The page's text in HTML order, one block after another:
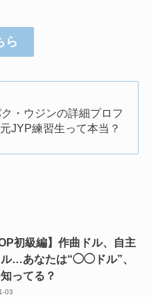
ら
・ウジンの詳細プロフ
JYP練習生って本当？
初級編】作曲ドル、自主
…あなたは“◯◯ドル”、
ってる？
03